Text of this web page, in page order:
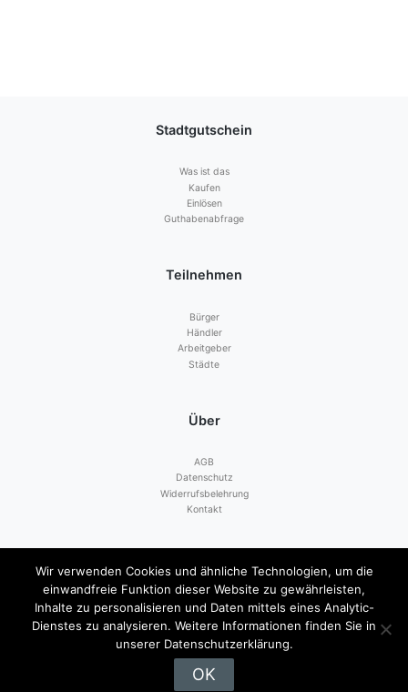
Stadtgutschein
Was ist das
Kaufen
Einlösen
Guthabenabfrage
Teilnehmen
Bürger
Händler
Arbeitgeber
Städte
Über
AGB
Datenschutz
Widerrufsbelehrung
Kontakt
Zahlen mit
Wir verwenden Cookies und ähnliche Technologien, um die
einwandfreie Funktion dieser Website zu gewährleisten,
Inhalte zu personalisieren und Daten mittels eines Analytic-
Dienstes zu analysieren. Weitere Informationen finden Sie in
unserer Datenschutzerklärung.
OK